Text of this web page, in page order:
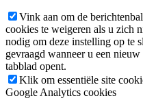
Vink aan om de
cookies te weigeren als u zich
nodig om deze instelling op te
gevraagd wanneer u een
tabblad opent.
Klik om essentiële site
Google Analytics cookies